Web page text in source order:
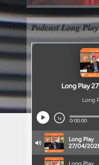
Podcast Long Play